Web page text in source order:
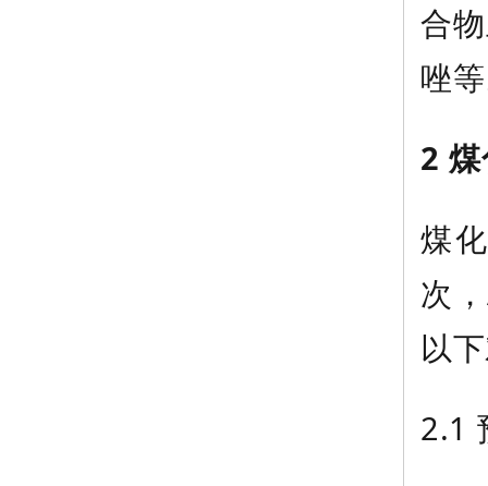
合
唑
2
煤
次
以
2.1